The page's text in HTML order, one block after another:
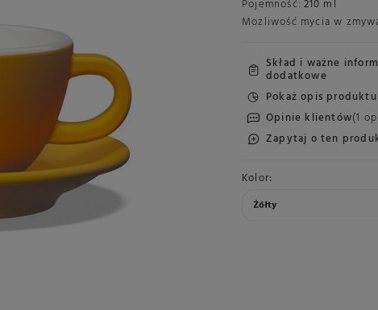
Pojemność: 210 ml
Możliwość mycia w
Skład i ważne
dodatkowe
Pokaż opis produktu
Opinie klientów(1
Zapytaj o ten
Kolor
Żółty